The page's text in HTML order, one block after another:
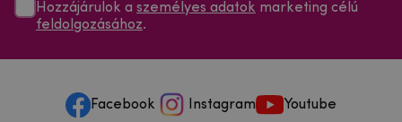
Hozzájárulok a személyes adatok marketing célú
feldolgozásához.
Facebook Instagram Youtube